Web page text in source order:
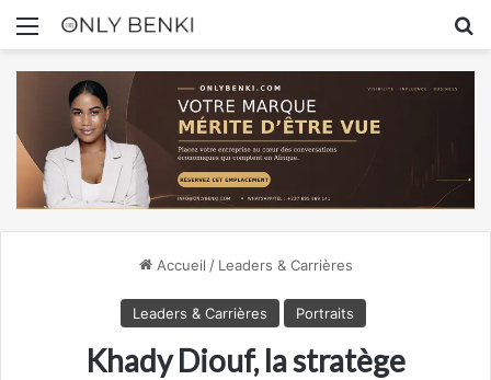
Menu
Accueil / Leaders & Carrières
Leaders & Carrières Portraits
Khady Diouf, la stratège